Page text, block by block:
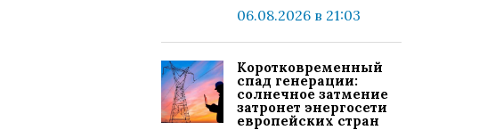
06.08.2026 в 21:03
Коротковременный
спад генерации:
солнечное затмение
затронет энергосети
европейских стран